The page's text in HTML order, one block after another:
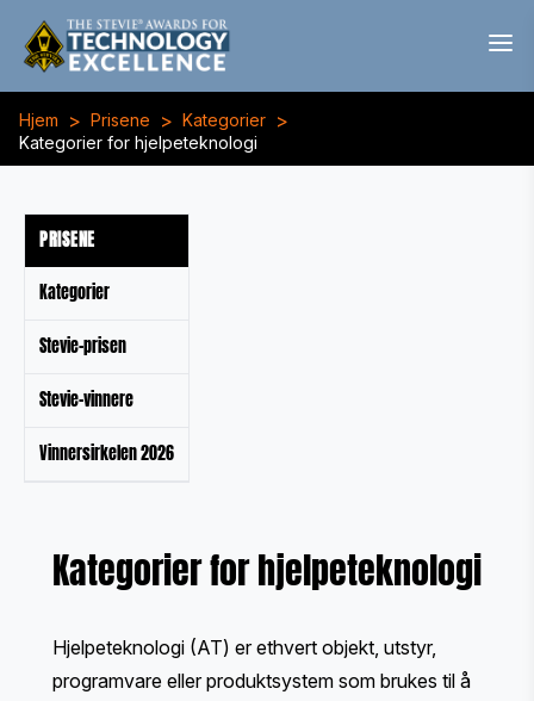
Hjem > Prisene > Kategorier >
Kategorier for hjelpeteknologi
PRISENE
Kategorier
Stevie-prisen
Stevie-vinnere
Vinnersirkelen 2026
Kategorier for hjelpeteknologi
Hjelpeteknologi (AT) er ethvert objekt, utstyr,
programvare eller produktsystem som brukes til å